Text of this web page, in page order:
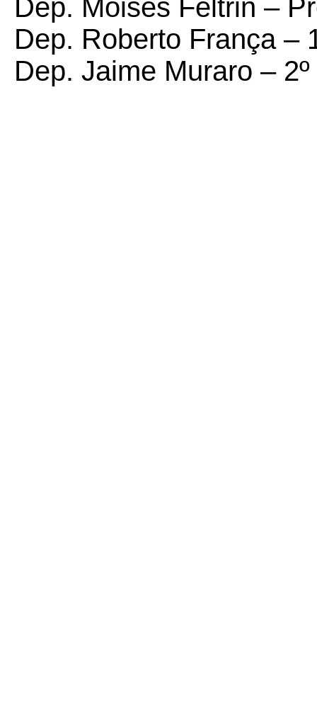
Dep. Moisés Feltrin –
Dep. Roberto França –
Dep. Jaime Muraro –2º